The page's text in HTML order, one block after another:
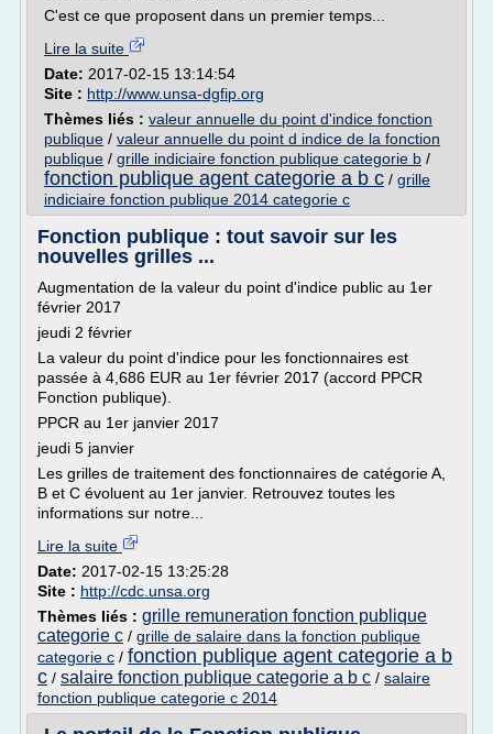
C'est ce que proposent dans un premier temps...
Lire la suite
Date: 2017-02-15 13:14:54
Site : http://www.unsa-dgfip.org
Thèmes liés : valeur annuelle du point d'indice fonction
publique / valeur annuelle du point d indice de la fonction
publique / grille indiciaire fonction publique categorie b /
fonction publique agent categorie a b c / grille
indiciaire fonction publique 2014 categorie c
Fonction publique : tout savoir sur les
nouvelles grilles ...
Augmentation de la valeur du point d'indice public au 1er
février 2017
jeudi 2 février
La valeur du point d'indice pour les fonctionnaires est
passée à 4,686 EUR au 1er février 2017 (accord PPCR
Fonction publique).
PPCR au 1er janvier 2017
jeudi 5 janvier
Les grilles de traitement des fonctionnaires de catégorie A,
B et C évoluent au 1er janvier. Retrouvez toutes les
informations sur notre...
Lire la suite
Date: 2017-02-15 13:25:28
Site : http://cdc.unsa.org
Thèmes liés : grille remuneration fonction publique
categorie c / grille de salaire dans la fonction publique
categorie c / fonction publique agent categorie a b
c / salaire fonction publique categorie a b c / salaire
fonction publique categorie c 2014